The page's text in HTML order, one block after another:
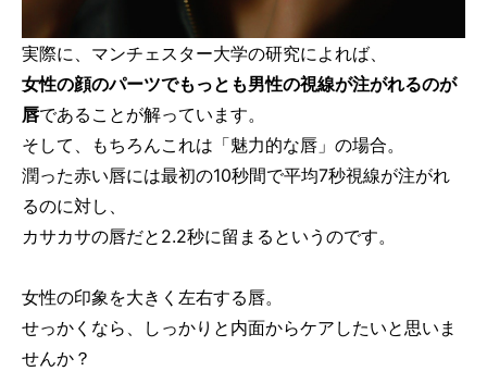
実際に、マンチェスター大学の研究によれば、
女性の顔のパーツでもっとも男性の視線が注がれるのが
唇であることが解っています。
そして、もちろんこれは「魅力的な唇」の場合。
潤った赤い唇には最初の10秒間で平均7秒視線が注がれ
るのに対し、
カサカサの唇だと2.2秒に留まるというのです。
女性の印象を大きく左右する唇。
せっかくなら、しっかりと内面からケアしたいと思いま
せんか？